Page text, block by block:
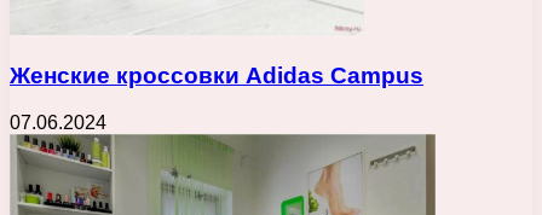
Женские кроссовки Adidas Campus
07.06.2024